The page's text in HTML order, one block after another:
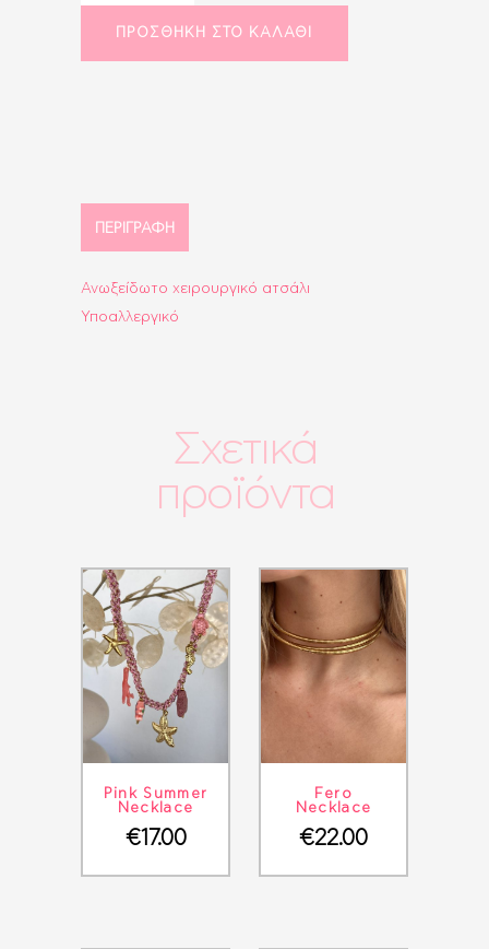
ποσότητα
ΠΡΟΣΘΉΚΗ ΣΤΟ ΚΑΛΆΘΙ
ΠΕΡΙΓΡΑΦΉ
Ανωξείδωτο χειρουργικό ατσάλι
Υποαλλεργικό
Σχετικά
προϊόντα
ΛΕΠΤΟΜΈΡΕΙΕΣΣΤΟ ΚΑΛΆΘΙ
Pink Summer
Necklace
€17.00
ΛΕΠΤΟΜΈΡΕΙΕΣ
Fero
Necklace
€22.00